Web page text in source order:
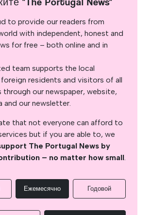
to provide our readers from
with independent, honest and
for free – both online and in
team supports the local
residents and visitors of all
our newspaper, website,
and our newsletter.
that not everyone can afford to
but if you are able to, we
The Portugal News by
– no matter how small.
Ежемесячно Годовой